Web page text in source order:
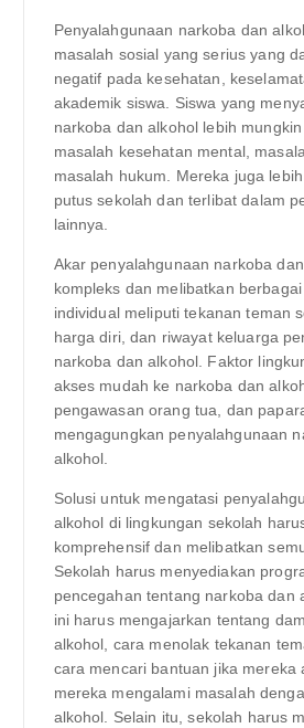
Penyalahgunaan narkoba dan
masalah sosial yang serius yang
negatif pada kesehatan,
akademik siswa. Siswa yang
narkoba dan alkohol lebih
masalah kesehatan mental,
masalah hukum. Mereka juga
putus sekolah dan terlibat dalam
lainnya.
Akar penyalahgunaan narkoba
kompleks dan melibatkan
individual meliputi tekanan teman
harga diri, dan riwayat keluarga
narkoba dan alkohol. Faktor
akses mudah ke narkoba dan
pengawasan orang tua, dan
mengagungkan penyalahgunaan
alkohol.
Solusi untuk mengatasi
alkohol di lingkungan sekolah
komprehensif dan melibatkan
Sekolah harus menyediakan
pencegahan tentang narkoba dan
ini harus mengajarkan tentang
alkohol, cara menolak tekanan
cara mencari bantuan jika mereka
mereka mengalami masalah
alkohol. Selain itu, sekolah harus